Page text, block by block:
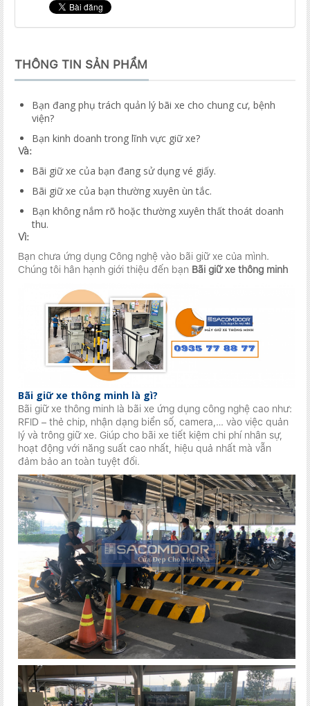
THÔNG TIN SẢN PHẨM
Bạn đang phụ trách quản lý bãi xe cho chung cư, bệnh
viện?
Bạn kinh doanh trong lĩnh vực giữ xe?
Và:
Bãi giữ xe của bạn đang sử dụng vé giấy.
Bãi giữ xe của bạn thường xuyên ùn tắc.
Bạn không nắm rõ hoặc thường xuyên thất thoát doanh
thu.
Vì:
Bạn chưa ứng dụng Công nghệ vào bãi giữ xe của mình.
Chúng tôi hân hạnh giới thiệu đến bạn Bãi giữ xe thông minh
Bãi giữ xe thông minh là gì?
Bãi giữ xe thông minh là bãi xe ứng dụng công nghệ cao như:
RFID – thẻ chip, nhận dạng biển số, camera,… vào việc quản
lý và trông giữ xe. Giúp cho bãi xe tiết kiệm chi phí nhân sự,
hoạt động với năng suất cao nhất, hiệu quả nhất mà vẫn
đảm bảo an toàn tuyệt đối.